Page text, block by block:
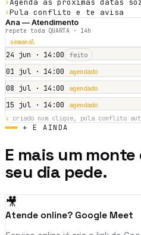
›Pula conflito e te avisa
Ana — Atendimento
repete toda QUARTA · 14h
semanal
24 jun · 14:00 feito
01 jul · 14:00 agendado
08 jul · 14:00 agendado
15 jul · 14:00
agendado
› criado num clique, pula conflito
+ E AINDA
E mais um
seu dia pede.
🎥
Atende online? Google Meet